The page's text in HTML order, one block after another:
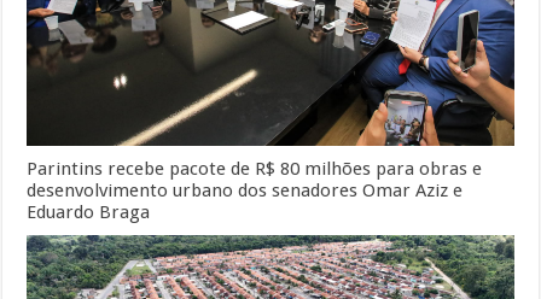
Parintins recebe pacote de R$ 80 milhões para obras e
desenvolvimento urbano dos senadores Omar Aziz e
Eduardo Braga